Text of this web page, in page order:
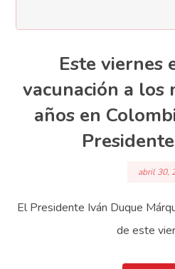
Este viernes
vacunación a los
años en
abril 30,
El Presidente Iván Duque
de este